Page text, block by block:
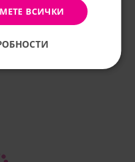
ВСИЧКИ